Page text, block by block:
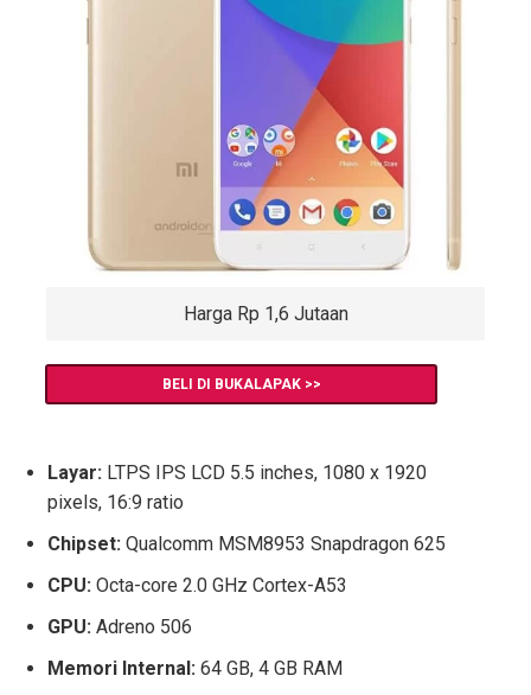
Harga Rp 1,6 Jutaan
BELI DI BUKALAPAK >>
Layar: LTPS IPS LCD 5.5 inches, 1080 x 1920
pixels, 16:9 ratio
Chipset: Qualcomm MSM8953 Snapdragon 625
CPU: Octa-core 2.0 GHz Cortex-A53
GPU: Adreno 506
Memori Internal: 64 GB, 4 GB RAM